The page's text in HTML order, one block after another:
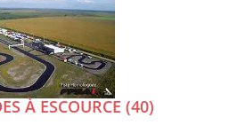
À ESCOURCE (40)